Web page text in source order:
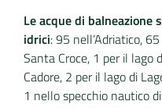
Le acque di balneazione
idrici: 95 nell’Adriatico,
Santa Croce, 1 per il lago
Cadore, 2 per il lago di
1 nello specchio nautico